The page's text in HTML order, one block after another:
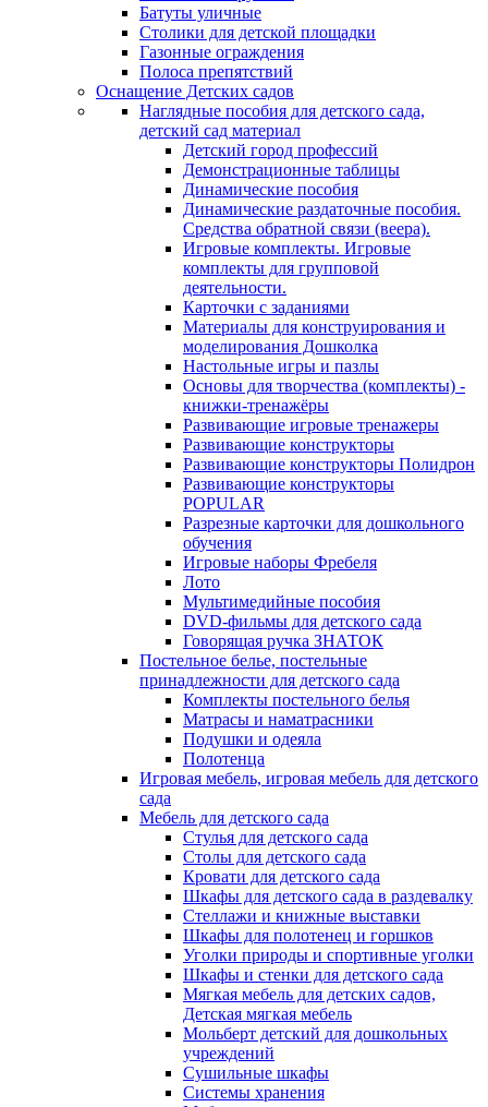
Батуты уличные
Столики для детской площадки
Газонные ограждения
Полоса препятствий
Оснащение Детских садов
Наглядные пособия для детского сада,
детский сад материал
Детский город профессий
Демонстрационные таблицы
Динамические пособия
Динамические раздаточные пособия.
Средства обратной связи (веера).
Игровые комплекты. Игровые
комплекты для групповой
деятельности.
Карточки с заданиями
Материалы для конструирования и
моделирования Дошколка
Настольные игры и пазлы
Основы для творчества (комплекты) -
книжки-тренажёры
Развивающие игровые тренажеры
Развивающие конструкторы
Развивающие конструкторы Полидрон
Развивающие конструкторы
POPULAR
Разрезные карточки для дошкольного
обучения
Игровые наборы Фребеля
Лото
Мультимедийные пособия
DVD-фильмы для детского сада
Говорящая ручка ЗНАТОК
Постельное белье, постельные
принадлежности для детского сада
Комплекты постельного белья
Матрасы и наматрасники
Подушки и одеяла
Полотенца
Игровая мебель, игровая мебель для детского
сада
Мебель для детского сада
Стулья для детского сада
Столы для детского сада
Кровати для детского сада
Шкафы для детского сада в раздевалку
Стеллажи и книжные выставки
Шкафы для полотенец и горшков
Уголки природы и спортивные уголки
Шкафы и стенки для детского сада
Мягкая мебель для детских садов,
Детская мягкая мебель
Мольберт детский для дошкольных
учреждений
Сушильные шкафы
Системы хранения